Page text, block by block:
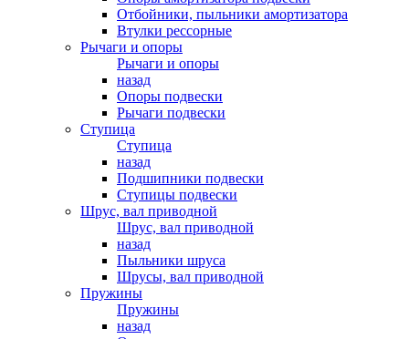
Отбойники, пыльники амортизатора
Втулки рессорные
Рычаги и опоры
Рычаги и опоры
назад
Опоры подвески
Рычаги подвески
Ступица
Ступица
назад
Подшипники подвески
Ступицы подвески
Шрус, вал приводной
Шрус, вал приводной
назад
Пыльники шруса
Шрусы, вал приводной
Пружины
Пружины
назад